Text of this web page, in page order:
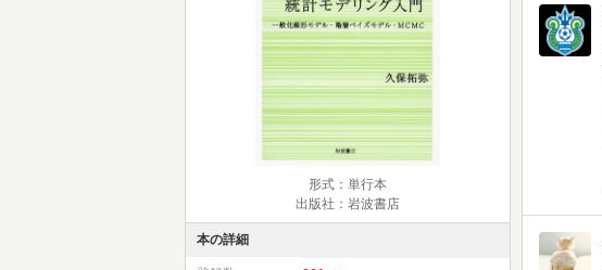
形式：単行本
出版社：岩波書店
本の詳細